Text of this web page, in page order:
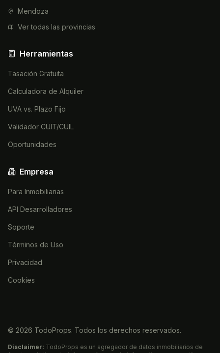
Mendoza
Ver todas las provincias
Herramientas
Tasación Gratuita
Calculadora de Alquiler
UVA vs. Plazo Fijo
Validador CUIT/CUIL
Oportunidades
Empresa
Para Inmobiliarias
API Desarrolladores
Soporte
Términos de Uso
Privacidad
Cookies
© 2026 TodoProps. Todos los derechos reservados.
Disclaimer: TodoProps es un agregador de datos inmobiliarios de